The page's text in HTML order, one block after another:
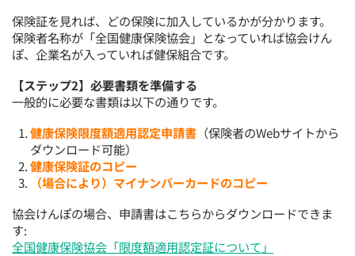
保険証を見れば、どの保険に加入しているかが分かります。
保険者名称が「全国健康保険協会」となっていれば協会けん
ぽ、企業名が入っていれば健保組合です。
【ステップ2】必要書類を準備する
一般的に必要な書類は以下の通りです。
健康保険限度額適用認定申請書 （保険者のWebサイトから
ダウンロード可能）
健康保険証のコピー
（場合により）マイナンバーカードのコピー
協会けんぽの場合、申請書はこちらからダウンロードできま
す:
全国健康保険協会「限度額適用認定証について」